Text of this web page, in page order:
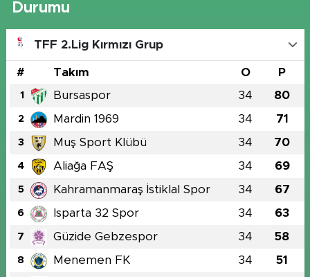
Durumu
TFF 2.Lig Kırmızı Grup
# Takım O P
1 Bursaspor 34 80
2 Mardin 1969 34 71
3 Muş Sport Klübü 34 70
4 Aliağa FAŞ 34 69
5 Kahramanmaraş İstiklal Spor 34 67
6 Isparta 32 Spor 34 63
7 Güzide Gebzespor 34 58
8 Menemen FK 34 51